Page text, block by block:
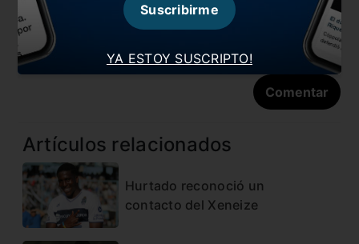
Correo electrónico
Artículos relacionados
Hurtado reconoció un
contacto del Xeneize
YA ESTOY SUSCRIPTO!
Suscribirme